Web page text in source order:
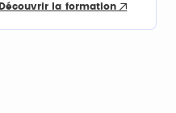
Découvrir la formation